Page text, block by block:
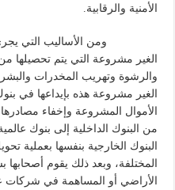
الأمنية والرقابية.
ومن الأساليب التي يجري
الغير مشروعة التي يتم تحصيلها
والرشوة وتهريب المخدرات
الغير مشروعة هذه بإيداعها في
الأموال المشروعة وإخفاء
من البنوك الداخلية إلى بنوك
البنوك الخارجية بنفسها بعملية
المختلفة، وبعد ذلك يقوم
الأراضي أو المساهمة في شركات